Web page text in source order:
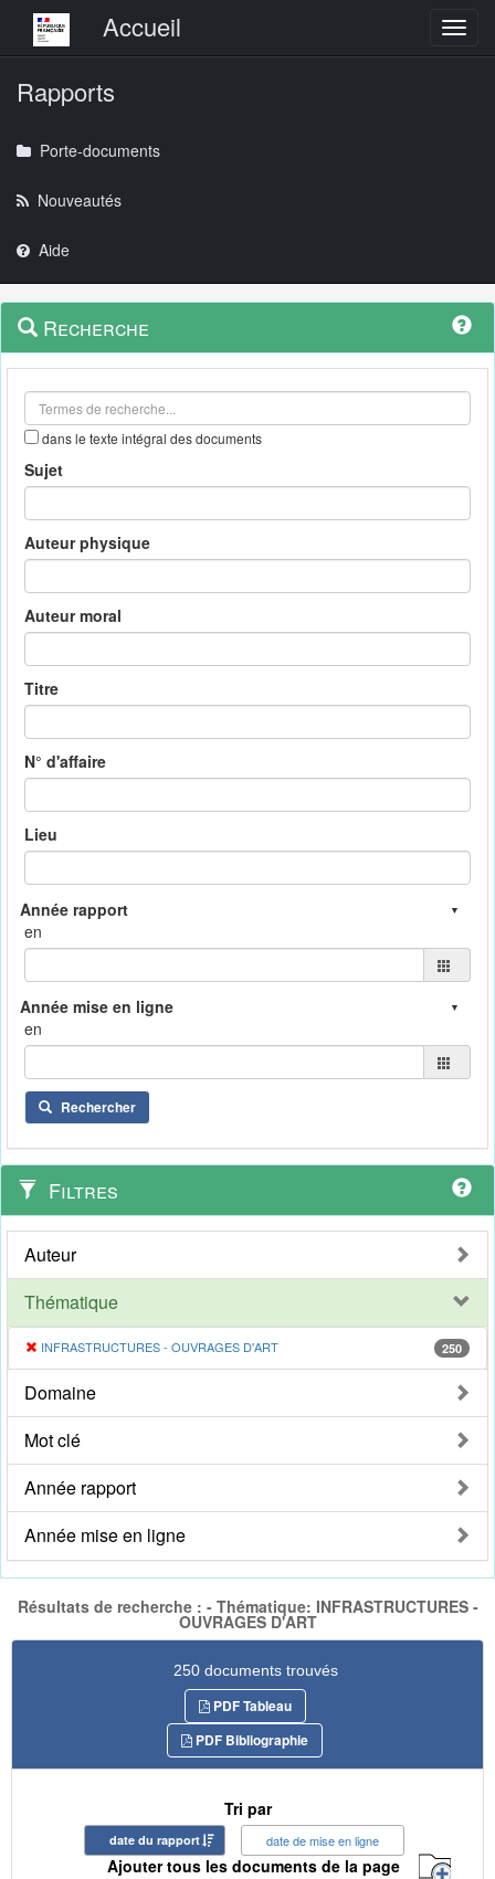
Menu principalAccueil
Rapports
Porte-documents
Nouveautés
Aide
Navigation
outils
Menu
contextuel
Recherche
dans le texte intégral des documents
Sujet
Auteur physique
Auteur moral
Titre
N° d'affaire
Lieu
en
en
Rechercher
Filtres
Auteur
Thématique
INFRASTRUCTURES - OUVRAGES D'ART 250
Domaine
Mot clé
Année rapport
Année mise en ligne
Résultats de recherche : - Thématique: INFRASTRUCTURES -
OUVRAGES D'ART
250 documents trouvés
PDF Tableau
PDF Bibliographie
Tri par
date du rapport date de mise en ligne
Ajouter tous les documents de la page